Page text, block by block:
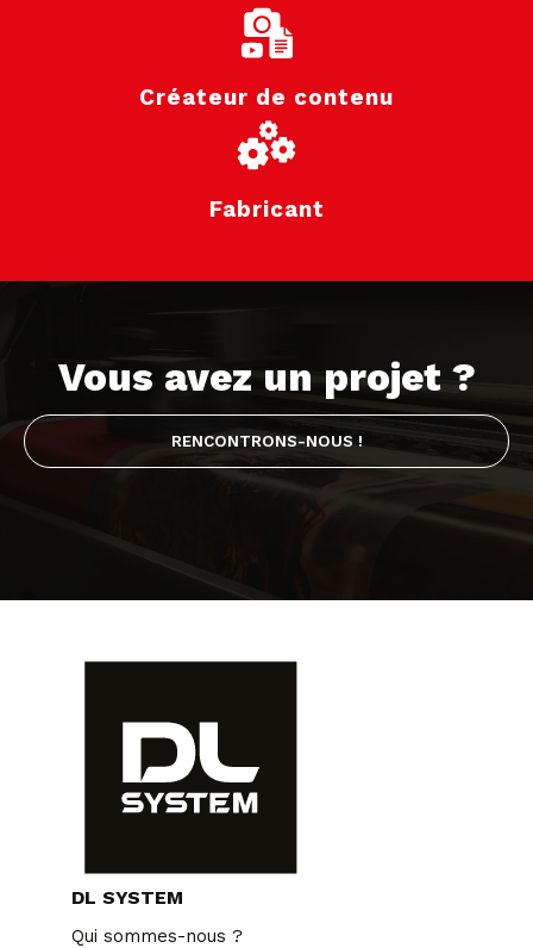
Créateur de contenu
Fabricant
Vous avez un projet ?
RENCONTRONS-NOUS !
DL SYSTEM
Qui sommes-nous ?